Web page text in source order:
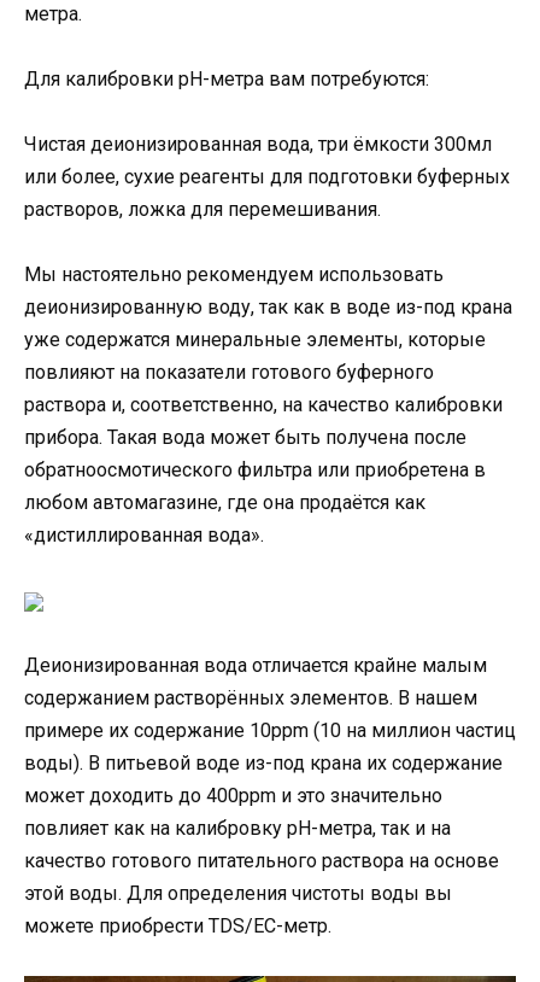
метра.
Для калибровки pH-метра вам потребуются:
Чистая деионизированная вода, три ёмкости 300мл
или более, сухие реагенты для подготовки буферных
растворов, ложка для перемешивания.
Мы настоятельно рекомендуем использовать
деионизированную воду, так как в воде из-под крана
уже содержатся минеральные элементы, которые
повлияют на показатели готового буферного
раствора и, соответственно, на качество калибровки
прибора. Такая вода может быть получена после
обратноосмотического фильтра или приобретена в
любом автомагазине, где она продаётся как
«дистиллированная вода».
Деионизированная вода отличается крайне малым
содержанием растворённых элементов. В нашем
примере их содержание 10ppm (10 на миллион частиц
воды). В питьевой воде из-под крана их содержание
может доходить до 400ppm и это значительно
повлияет как на калибровку pH-метра, так и на
качество готового питательного раствора на основе
этой воды. Для определения чистоты воды вы
можете приобрести TDS/EC-метр.